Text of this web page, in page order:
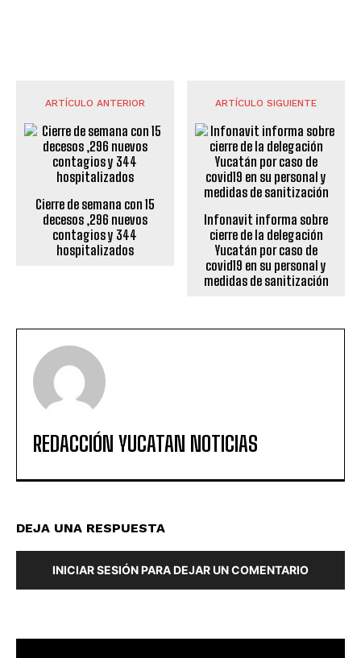
ARTÍCULO ANTERIOR
Cierre de semana con 15
decesos ,296 nuevos
contagios y 344
hospitalizados
ARTÍCULO SIGUIENTE
Infonavit informa sobre
cierre de la delegación
Yucatán por caso de
covid19 en su personal y
medidas de sanitización
REDACCIÓN YUCATAN NOTICIAS
DEJA UNA RESPUESTA
INICIAR SESIÓN PARA DEJAR UN COMENTARIO